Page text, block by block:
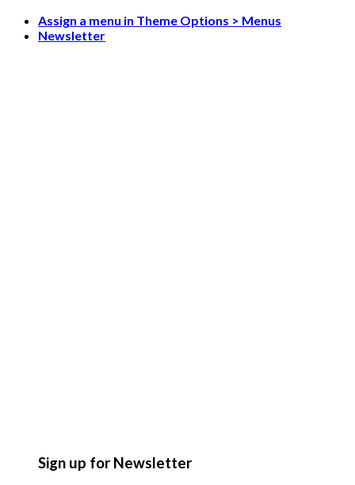
Skip
Assign a menu in Theme Options > Menus
Newsletter
Sign up for Newsletter